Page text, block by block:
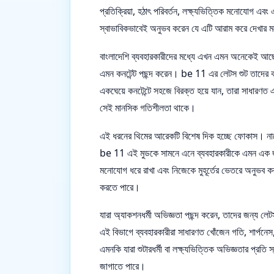
প্রতিক্রিয়া, হঠাৎ পরিবর্তন, লক্ষ্যভিত্তিক মনোযোগ
স্বাভাবিকভাবেই অনুভব করেন যে এটি আরাম করে
বাংলাদেশি ব্যবহারকারীদের মধ্যে এখন এমন অনেকেই
এমন কনটেন্ট পছন্দ করেন। be 11 এর লেটস শুট তাদের
একঘেয়ে কনটেন্টে সহজে বিরক্ত হয়ে যান, তারা
সেই মানসিক গতিশীলতা থাকে।
এই ধরনের থিমের আরেকটি বিশেষ দিক হচ্ছে ফোকাস।
be 11 এই মুডকে সামনে এনে ব্যবহারকারীকে এমন এক
মনোযোগ ধরে রাখা এবং নিজেকে মুহূর্তের ভেতরে
করতে পারে।
যারা অ্যাকশনধর্মী অভিজ্ঞতা পছন্দ করেন, তাদের জন্য
এই বিভাগে ব্যবহারকারীরা সাধারণত খোঁজেন গতি,
এমনকি যারা শুটারধর্মী বা লক্ষ্যভিত্তিক অভিজ্ঞতার
জাগাতে পারে।